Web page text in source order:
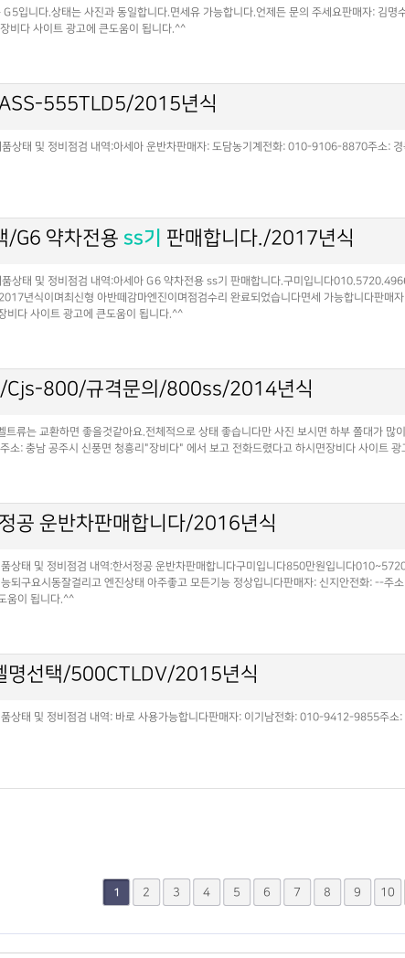
G5입니다.상태는 사진과 동일합니다.면세유 가능합니다.언제든 문의 주세요판매자:
비다 사이트 광고에 큰도움이 됩니다.^^
555TLD5/2015년식
상태 및 정비점검 내역:아세아 운반차판매자: 도담농기계전화: 010-9106-8870주소:
/G6 약차전용 ss기 판매합니다./2017년식
상태 및 정비점검 내역:아세아 G6 약차전용 ss기 판매합니다.구미입니다
년식이며최신형 아반떼감마엔진이며점검수리 완료되었습니다면세 가능합니다판매
비다 사이트 광고에 큰도움이 됩니다.^^
/Cjs-800/규격문의/800ss/2014년식
류는 교환하면 좋을것같아요.전체적으로 상태 좋습니다만 사진 보시면 하부 쫄대가
: 충남 공주시 신풍면 청흥리"장비다" 에서 보고 전화드렸다고 하시면장비다 사이트 광
공 운반차판매합니다/2016년식
상태 및 정비점검 내역:한서정공 운반차판매합니다구미입니다850만원입니다
되구요시동잘걸리고 엔진상태 아주좋고 모든기능 정상입니다판매자: 신지안전화: --
움이 됩니다.^^
명선택/500CTLDV/2015년식
상태 및 정비점검 내역: 바로 사용가능합니다판매자: 이기남전화: 010-9412-9855주소
1 2 3 4 5 6 7 8 9 10